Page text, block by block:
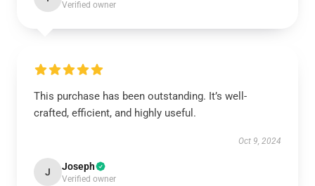
Verified owner
This purchase has been outstanding. It’s well-
crafted, efficient, and highly useful.
Oct 9, 2024
J Joseph
Verified owner